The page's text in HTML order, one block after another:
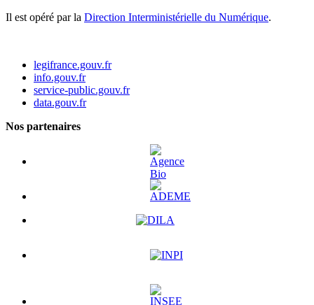
Il est opéré par la Direction Interministérielle du Numérique.
legifrance.gouv.fr
info.gouv.fr
service-public.gouv.fr
data.gouv.fr
Nos partenaires